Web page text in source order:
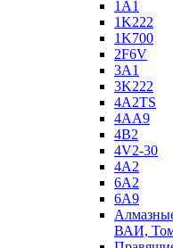
1A1
1K222
1K700
2F6V
3A1
3K222
4A2TS
4AA9
4B2
4V2-30
4А2
6A2
6A9
ВАИ,